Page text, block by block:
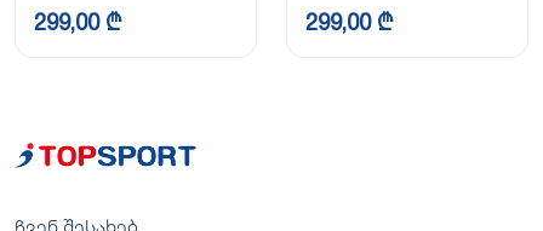
299,00 ₾ 299,00 ₾